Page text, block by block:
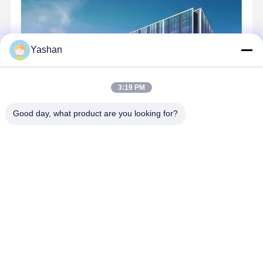
Sala de reuniões Sala insonorizada Sala móvel silenciosa Sala de
Yashan
3:19 PM
Good day, what product are you looking for?